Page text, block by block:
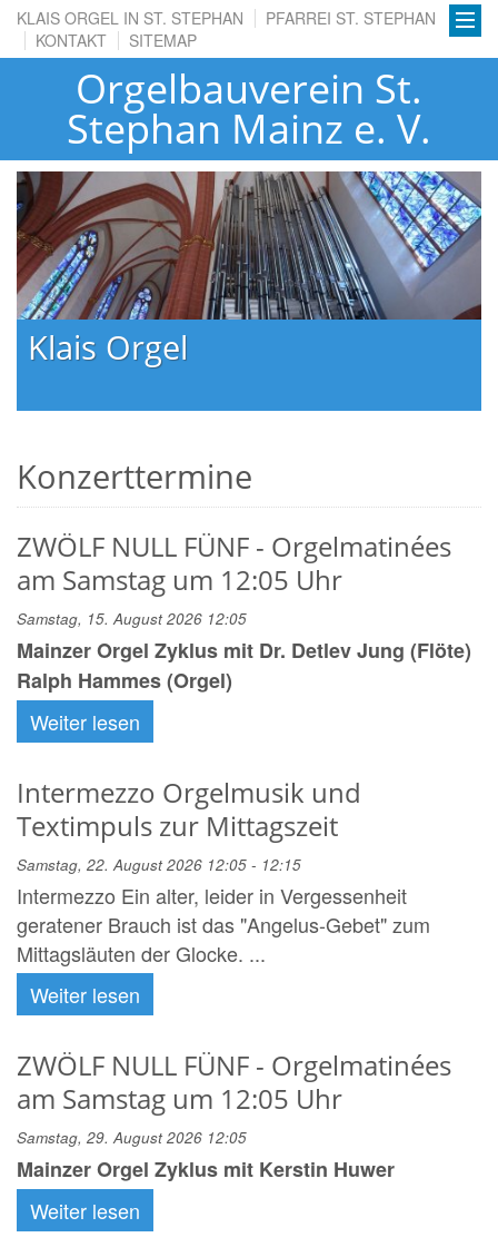
KLAIS ORGEL IN ST. STEPHAN
PFARREI ST. STEPHAN
KONTAKT
SITEMAP
Orgelbauverein St.
Stephan Mainz e. V.
Klais Orgel
Konzerttermine
ZWÖLF NULL FÜNF - Orgelmatinées
am Samstag um 12:05 Uhr
Samstag, 15. August 2026 12:05
Mainzer Orgel Zyklus mit Dr. Detlev Jung (Flöte)
Ralph Hammes (Orgel)
Weiter lesen
Intermezzo Orgelmusik und
Textimpuls zur Mittagszeit
Samstag, 22. August 2026 12:05 - 12:15
Intermezzo Ein alter, leider in Vergessenheit
geratener Brauch ist das "Angelus-Gebet" zum
Mittagsläuten der Glocke. ...
Weiter lesen
ZWÖLF NULL FÜNF - Orgelmatinées
am Samstag um 12:05 Uhr
Samstag, 29. August 2026 12:05
Mainzer Orgel Zyklus mit Kerstin Huwer
Weiter lesen